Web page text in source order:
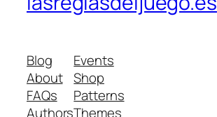
Blog
About
FAQs
Authors
Events
Shop
Patterns
Themes